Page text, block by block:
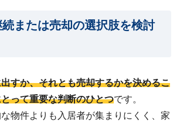
または売却の選択肢を検討
すか、それとも売却するかを決めるこ
って重要な判断のひとつです。
物件よりも入居者が集まりにくく、家